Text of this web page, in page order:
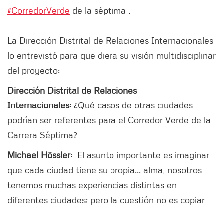
#CorredorVerde de la séptima .
La Dirección Distrital de Relaciones Internacionales
lo entrevistó para que diera su visión multidisciplinar
del proyecto:
Dirección Distrital de Relaciones
Internacionales: ¿Qué casos de otras ciudades
podrían ser referentes para el Corredor Verde de la
Carrera Séptima?
Michael Hössler: El asunto importante es imaginar
que cada ciudad tiene su propia... alma, nosotros
tenemos muchas experiencias distintas en
diferentes ciudades; pero la cuestión no es copiar